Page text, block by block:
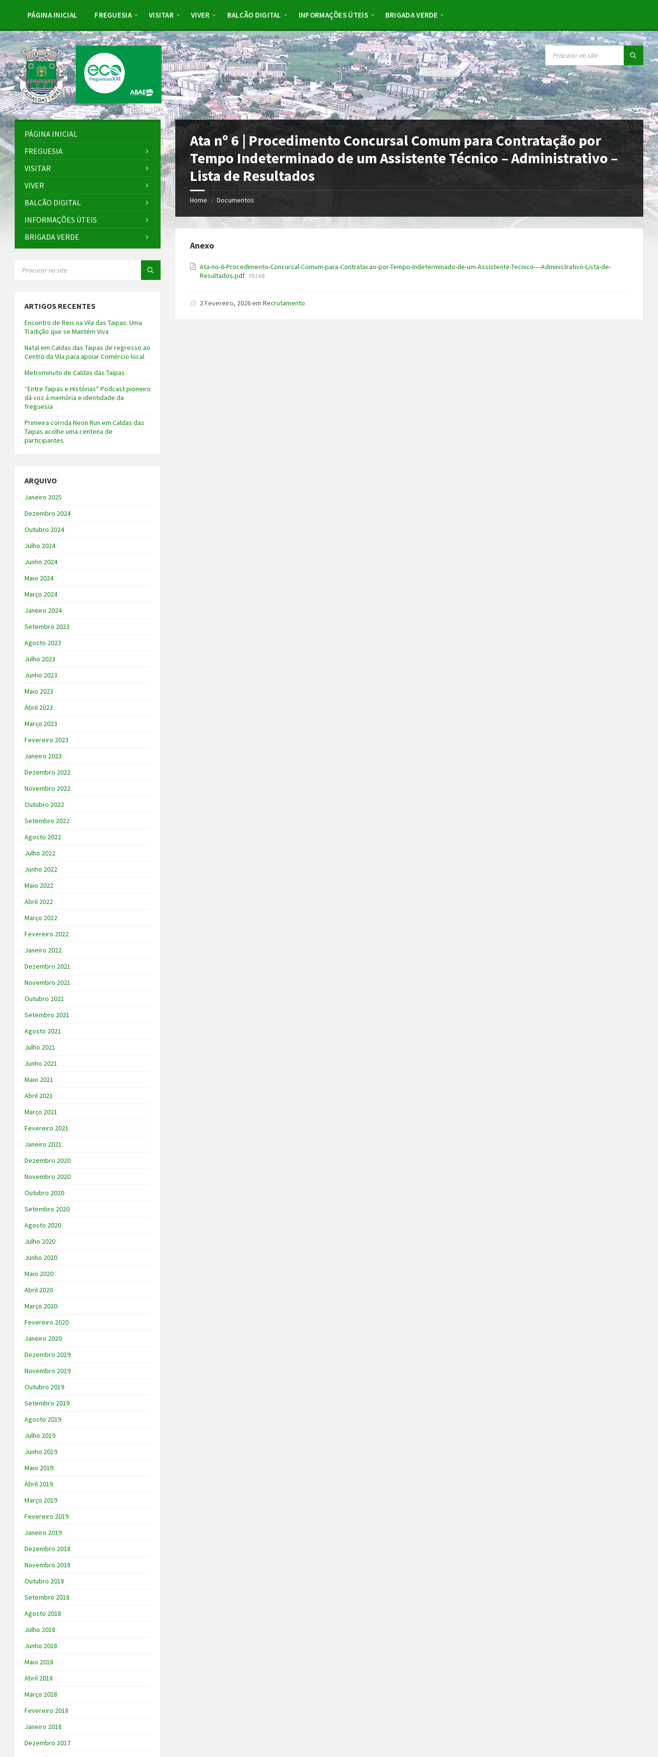
sidebar
PÁGINA INICIAL FREGUESIA VISITAR VIVER BALCÃO DIGITAL INFORMAÇÕES ÚTEIS BRIGADA VERDE
SEARCH:
Ata nº 6 | Procedimento Concursal Comum para Contratação por
Tempo Indeterminado de um Assistente Técnico – Administrativo –
Lista de Resultados
Home / Documentos
Anexo
Ata-no-6-Procedimento-Concursal-Comum-para-Contratacao-por-Tempo-Indeterminado-de-um-Assistente-Tecnico-–-Administrativo-Lista-de-
Resultados.pdf File
791 kB
2 Fevereiro, 2026emRecrutamento
PÁGINA INICIAL
FREGUESIA
VISITAR
VIVER
BALCÃO DIGITAL
INFORMAÇÕES ÚTEIS
BRIGADA VERDE
ARTIGOS RECENTES
Encontro de Reis na Vila das Taipas: Uma
Tradição que se Mantém Viva
Natal em Caldas das Taipas de regresso ao
Centro da Vila para apoiar Comércio local
Metrominuto de Caldas das Taipas
“Entre Taipas e Histórias” Podcast pioneiro
dá voz à memória e identidade da
freguesia
Primeira corrida Neon Run em Caldas das
Taipas acolhe uma centena de
participantes
ARQUIVO
Janeiro 2025
Dezembro 2024
Outubro 2024
Julho 2024
Junho 2024
Maio 2024
Março 2024
Janeiro 2024
Setembro 2023
Agosto 2023
Julho 2023
Junho 2023
Maio 2023
Abril 2023
Março 2023
Fevereiro 2023
Janeiro 2023
Dezembro 2022
Novembro 2022
Outubro 2022
Setembro 2022
Agosto 2022
Julho 2022
Junho 2022
Maio 2022
Abril 2022
Março 2022
Fevereiro 2022
Janeiro 2022
Dezembro 2021
Novembro 2021
Outubro 2021
Setembro 2021
Agosto 2021
Julho 2021
Junho 2021
Maio 2021
Abril 2021
Março 2021
Fevereiro 2021
Janeiro 2021
Dezembro 2020
Novembro 2020
Outubro 2020
Setembro 2020
Agosto 2020
Julho 2020
Junho 2020
Maio 2020
Abril 2020
Março 2020
Fevereiro 2020
Janeiro 2020
Dezembro 2019
Novembro 2019
Outubro 2019
Setembro 2019
Agosto 2019
Julho 2019
Junho 2019
Maio 2019
Abril 2019
Março 2019
Fevereiro 2019
Janeiro 2019
Dezembro 2018
Novembro 2018
Outubro 2018
Setembro 2018
Agosto 2018
Julho 2018
Junho 2018
Maio 2018
Abril 2018
Março 2018
Fevereiro 2018
Janeiro 2018
Dezembro 2017